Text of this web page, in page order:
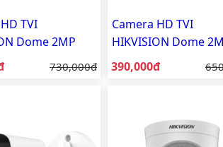
TVI
Dome 2MP
EXLMFGiá gốc:
730,000đ
Camera HD TVI
HIKVISION Dome
DS-2CE76D0T-EXLPF
Giá bán:
390,000đ